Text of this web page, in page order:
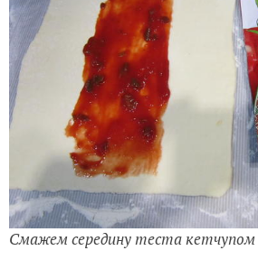
Смажем середину теста кетчупом